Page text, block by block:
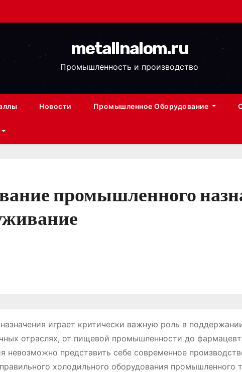
metallnalom.ru
Промышленность и производство
Новости Промышленное Оборудование
промышленного
играет критически важную роль в
отраслях, от пищевой промышленности до
представить себе современное
холодильного оборудования промышленного